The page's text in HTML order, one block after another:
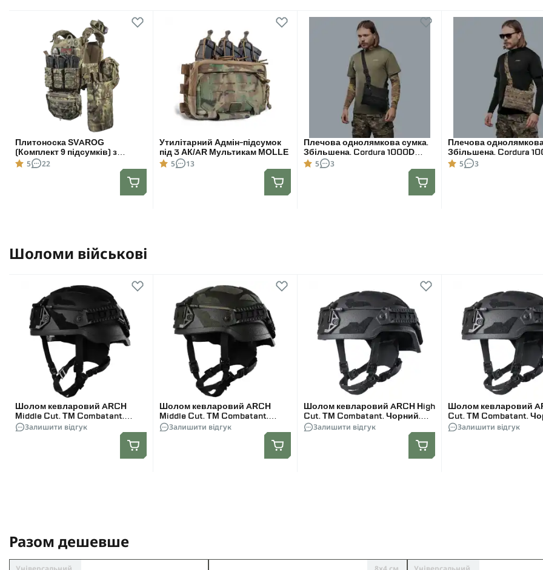
Плитоноска SVAROG
(Комплект 9 підсумків) з
системою швидкого скидання.
5 22
Утилітарний Адмін-підсумок
під 3 АК/AR Мультикам MOLLE
5 13
Плечова однолямкова сумка.
Збільшена. Cordura 1000D
Чорна
5 3
Плечова
Збільшена. Cordura
Мультикам
5 3
Шоломи військові
Шолом кевларовий ARCH
Middle Cut. ТМ Combatant.
Чорний. Розмір XL
Залишити відгук
Шолом кевларовий ARCH
Middle Cut. ТМ Combatant.
Олива. Розмір XL
Залишити відгук
Шолом кевларовий ARCH High
Cut. ТМ Combatant. Чорний.
Розмір M
Залишити відгук
Шолом кевларовий
Cut. ТМ Combatant.
Розмір XL
Залишити відгук
Разом дешевше